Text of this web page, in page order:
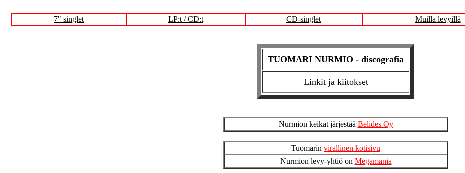
7" singlet LP:t / CD:t CD-singlet Muilla levyillä
TUOMARI NURMIO - discografia
Linkit ja kiitokset
Nurmion keikat järjestää Belides Oy
Tuomarin virallinen kotisivu
Nurmion levy-yhtiö on Megamania